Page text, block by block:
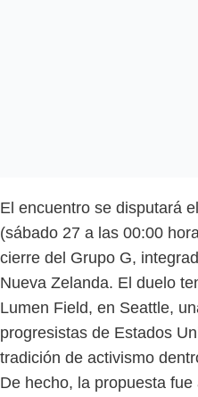
El encuentro se disputará
(sábado 27 a las 00:00
cierre del Grupo G,
Nueva Zelanda. El duelo
Lumen Field, en Seattle,
progresistas de Estados
tradición de activismo
De hecho, la propuesta